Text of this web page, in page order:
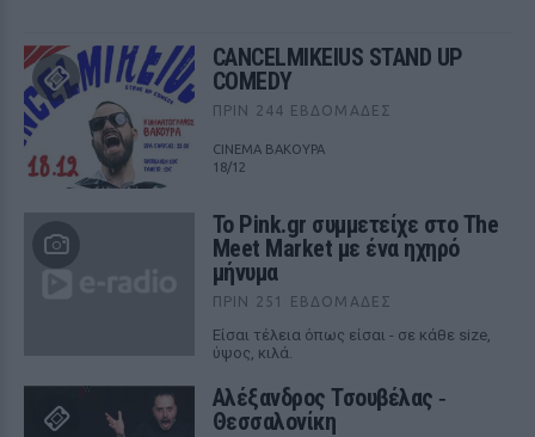
CANCELMIKEIUS STAND UP
COMEDY
ΠΡΙΝ 244 ΕΒΔΟΜΆΔΕΣ
CINEMA ΒΑΚΟΥΡΑ
18/12
Το Pink.gr συμμετείχε στο The
Meet Market με ένα ηχηρό
μήνυμα
ΠΡΙΝ 251 ΕΒΔΟΜΆΔΕΣ
Είσαι τέλεια όπως είσαι - σε κάθε size,
ύψος, κιλά.
Αλέξανδρος Τσουβέλας ‑
Θεσσαλονίκη